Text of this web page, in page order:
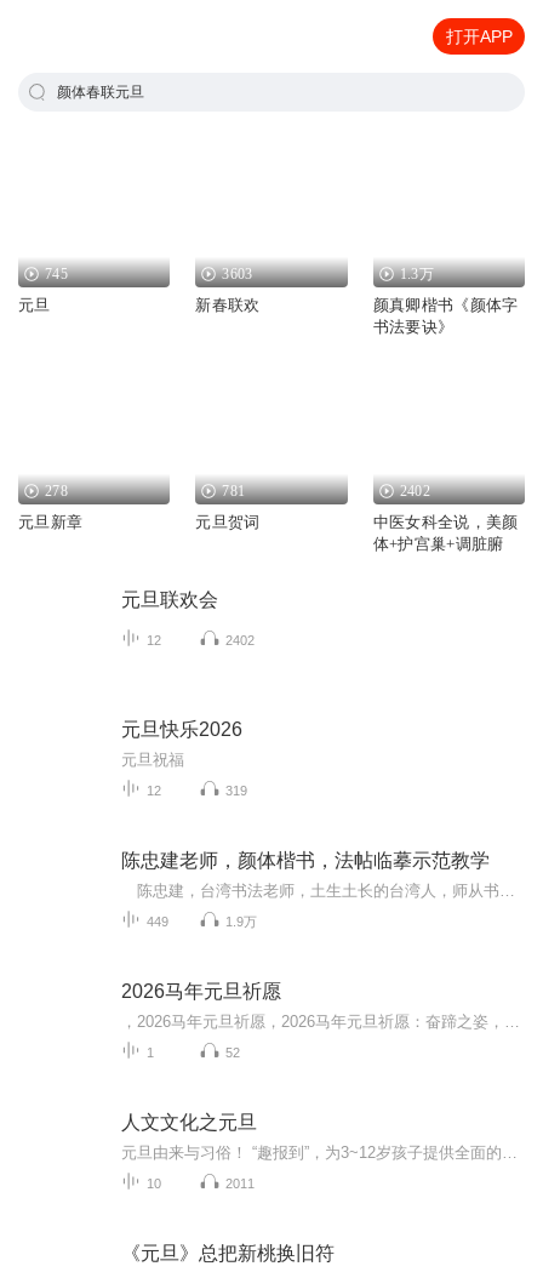
打开APP
颜体春联元旦
745
元旦
3603
新春联欢
1.3万
颜真卿楷书《颜体字
书法要诀》
278
元旦新章
781
元旦贺词
2402
中医女科全说，美颜
体+护宫巢+调脏腑
元旦联欢会
12 2402
元旦快乐2026
元旦祝福
12 319
陈忠建老师，颜体楷书，法帖临摹示范教学
449 1.9万
2026马年元旦祈愿
1 52
人文文化之元旦
10 2011
《元旦》总把新桃换旧符